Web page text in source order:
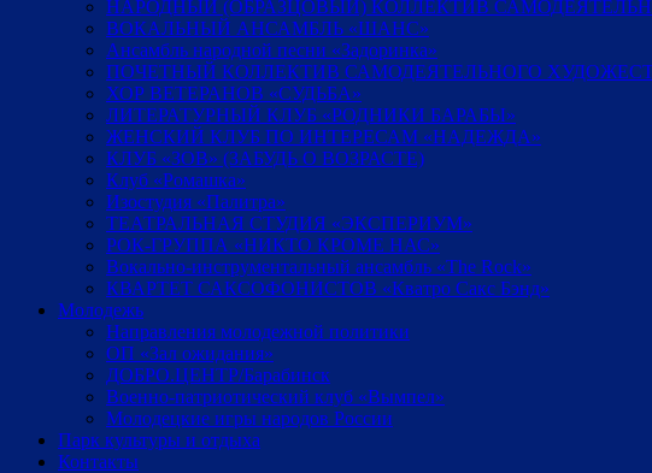
НАРОДНЫЙ (ОБРАЗЦОВЫЙ) КОЛЛЕКТИВ
ВОКАЛЬНЫЙ АНСАМБЛЬ «ШАНС»
Ансамбль народной песни «Задоринка»
ПОЧЕТНЫЙ КОЛЛЕКТИВ САМОДЕЯТЕЛЬНОГО
ХОР ВЕТЕРАНОВ «СУДЬБА»
ЛИТЕРАТУРНЫЙ КЛУБ «РОДНИКИ БАРАБЫ»
ЖЕНСКИЙ КЛУБ ПО ИНТЕРЕСАМ «НАДЕЖДА»
КЛУБ «ЗОВ» (ЗАБУДЬ О ВОЗРАСТЕ)
Клуб «Ромашка»
Изостудия «Палитра»
ТЕАТРАЛЬНАЯ СТУДИЯ «ЭКСПЕРИУМ»
РОК-ГРУППА «НИКТО КРОМЕ НАС»
Вокально-инструментальный ансамбль «The Rock»
КВАРТЕТ САКСОФОНИСТОВ «Кватро Сакс Бэнд»
Молодежь
Направления молодежной политики
ОП «Зал ожидания»
ДОБРО.ЦЕНТР/Барабинск
Военно-патриотический клуб «Вымпел»
Молодецкие игры народов России
Парк культуры и отдыха
Контакты